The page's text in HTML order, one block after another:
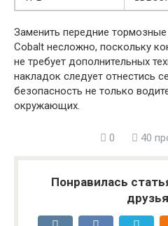
Заменить передние
Cobalt несложно, поскольку
не требует дополнительных
накладок следует отнестись
безопасность не только
окружающих.
0 40
Понравилась